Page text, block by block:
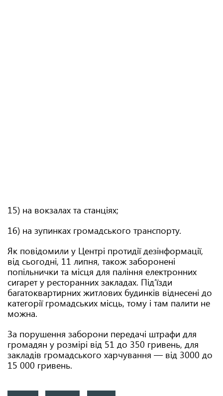
15) на вокзалах та станціях;
16) на зупинках громадського транспорту.
Як повідомили у Центрі протидії дезінформації,
від сьогодні, 11 липня, також заборонені
попільнички та місця для паління електронних
сигарет у ресторанних закладах. Під’їзди
багатоквартирних житлових будинків віднесені до
категорії громадських місць, тому і там палити не
можна.
За порушення заборони передачі штрафи для
громадян у розмірі від 51 до 350 гривень, для
закладів громадського харчування — від 3000 до
15 000 гривень.